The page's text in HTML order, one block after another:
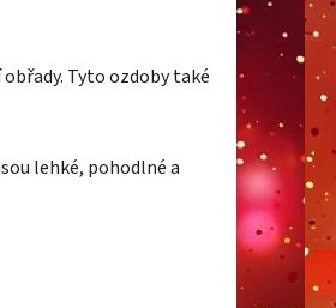
Tyto ozdoby také
lehké, pohodlné a